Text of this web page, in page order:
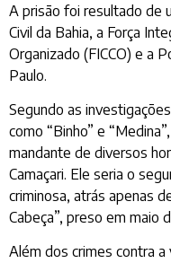
A prisão foi resultado de
Civil da Bahia, a Força
Organizado (FICCO) e a
Paulo.
Segundo as
como “Binho” e
mandante de diversos
Camaçari. Ele seria o
criminosa, atrás apenas
Cabeça”, preso em maio
Além dos crimes contra